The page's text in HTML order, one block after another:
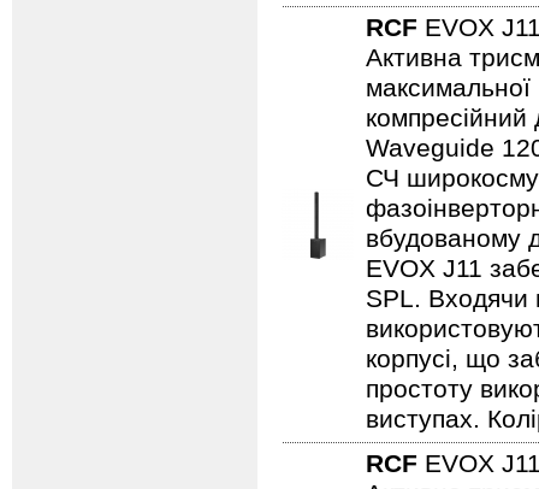
RCF EVOX
Активна
максимальної
Waveguide
СЧ
вбудованому
EVOX J11
SPL. Входячи
корпусі, що
простоту
виступах.
RCF EVOX